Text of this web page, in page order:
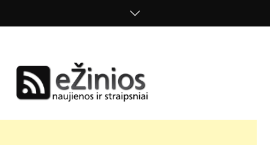
nuomonės